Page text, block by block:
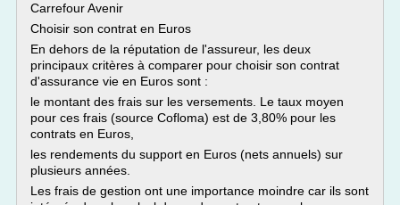
Carrefour Avenir
Choisir son contrat en Euros
En dehors de la réputation de l'assureur, les deux
principaux critères à comparer pour choisir son contrat
d'assurance vie en Euros sont :
le montant des frais sur les versements. Le taux moyen
pour ces frais (source Cofloma) est de 3,80% pour les
contrats en Euros,
les rendements du support en Euros (nets annuels) sur
plusieurs années.
Les frais de gestion ont une importance moindre car ils sont